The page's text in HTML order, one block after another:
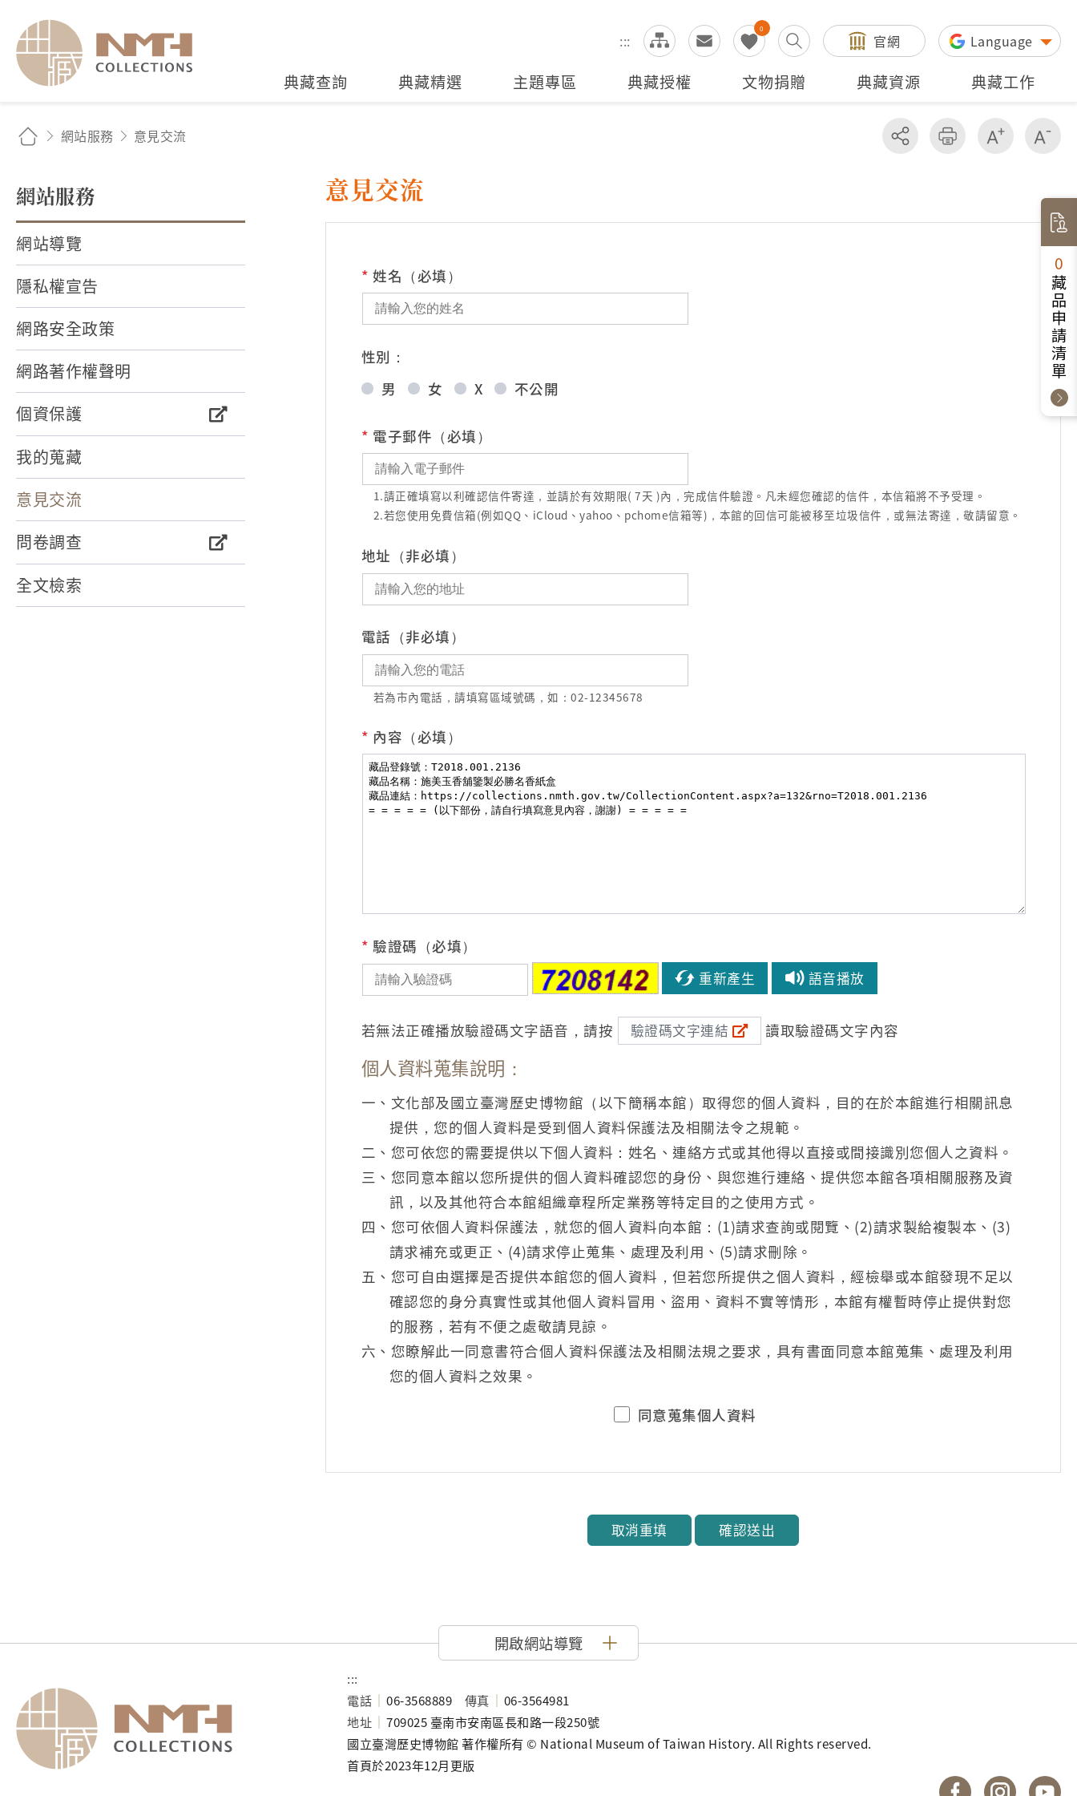
:::
0
全站搜尋 官網 Language
典藏查詢 典藏精選 主題專區 典藏授權 文物捐贈 典藏資源 典藏工作
網站服務 意見交流 分享 友善列印 增加字級
網站服務
網站導覽
隱私權宣告
網路安全政策
網路著作權聲明
個資保護
我的蒐藏
意見交流
問卷調查
全文檢索
意見交流
* 姓名（必填）
性別：
男
女 X 不公開
* 電子郵件（必填）
1.請正確填寫以利確認信件寄達，並請於有效期限( 7天 )內，完成信件驗證。凡未經您確認的信件，本信箱將不予受理。
2.若您使用免費信箱(例如QQ、iCloud、yahoo、pchome信箱等)，本館的回信可能被移至垃圾信件，或無法寄達，敬請留意。
地址（非必填）
電話（非必填）
若為市內電話，請填寫區域號碼，如：02-12345678
* 內容（必填）
* 驗證碼（必填）
重新產生 語音播放
若無法正確播放驗證碼文字語音，請按 驗證碼文字連結 讀取驗證碼文字內容
個人資料蒐集說明：
一、文化部及國立臺灣歷史博物館（以下簡稱本館）取得您的個人資料，目的在於本館進行相關訊息
提供，您的個人資料是受到個人資料保護法及相關法令之規範。
二、您可依您的需要提供以下個人資料：姓名、連絡方式或其他得以直接或間接識別您個人之資料。
三、您同意本館以您所提供的個人資料確認您的身份、與您進行連絡、提供您本館各項相關服務及資
訊，以及其他符合本館組織章程所定業務等特定目的之使用方式。
四、您可依個人資料保護法，就您的個人資料向本館：(1)請求查詢或閱覽、(2)請求製給複製本、(3)
請求補充或更正、(4)請求停止蒐集、處理及利用、(5)請求刪除。
五、您可自由選擇是否提供本館您的個人資料，但若您所提供之個人資料，經檢舉或本館發現不足以
確認您的身分真實性或其他個人資料冒用、盜用、資料不實等情形，本館有權暫時停止提供對您
的服務，若有不便之處敬請見諒。
六、您瞭解此一同意書符合個人資料保護法及相關法規之要求，具有書面同意本館蒐集、處理及利用
您的個人資料之效果。
同意蒐集個人資料
取消重填 確認送出
開啟網站導覽
:::
電話
06-3568889 傳真
06-3564981
地址
709025 臺南市安南區長和路一段250號
國立臺灣歷史博物館 著作權所有 © National Museum of Taiwan History. All Rights reserved.
首頁於2023年12月更版
國立臺灣歷史博
國立臺灣
0
藏品申請清單